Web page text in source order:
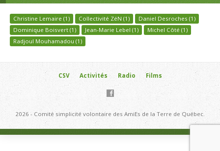
Christine Lemaire (1) Collectivité ZéN (1) Daniel Desroches (1)
Dominique Boisvert (1) Jean-Marie Lebel (1) Michel Côté (1)
Radjoul Mouhamadou (1)
CSV Activités Radio Films
2026 - Comité simplicité volontaire des AmiEs de la Terre de Québec.